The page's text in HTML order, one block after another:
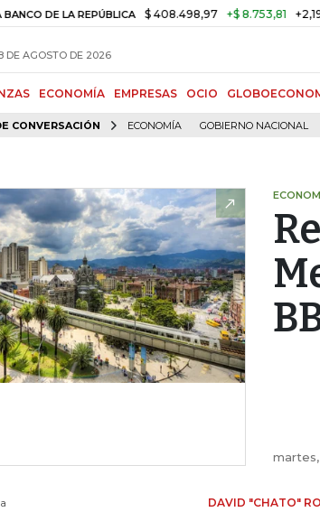
DE LA REPÚBLICA $ 408.498,97 +$ 8.753,81 +2,19%
DE AGOSTO DE 2026
ECONOMÍA EMPRESAS OCIO
CONVERSACIÓN ECONOMÍA GOBIERNO NACIONAL
DAVID "CHATO"